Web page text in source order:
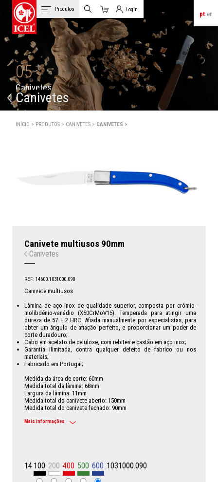
pt en
Produtos
Carrinho
Login
Login de Clientes
05
Canivetes
Canivetes
INÍCIO > PRODUTOS > CANIVETES > CANIVETES >
Canivete multiusos 90mm
Canivetes
REF: 14600.1031000.090
Canivete multiusos
Lâmina de aço inox de qualidade superior, composta por crómio-
molibdénio-vanádio (X50CrMoV15). Temperada para atingir uma
dureza de 57 ± 2 HRC. Afiada manualmente por especialistas, para
obter um ângulo de afiação perfeito, e proporcionar um poder de
corte duradouro;
Cabo em acetato de celulose, com rebites e castão em aço inox;
Garantia ilimitada, contra qualquer defeito de fabrico ou nos
materiais;
Fabricado em Portugal;
Medida da área de corte: 60mm
Medida total da lâmina: 68mm
Largura da lâmina: 11mm
Medida total do canivete aberto: 150mm
Medida total do canivete fechado: 90mm
Mais informações
14 100 200 400 500 600 .1031000.090